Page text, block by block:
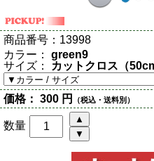
商品番号： 13998
カラー：
green9
サイズ：
カットクロス（
価格： 300 円 （税込・送料別）
数量